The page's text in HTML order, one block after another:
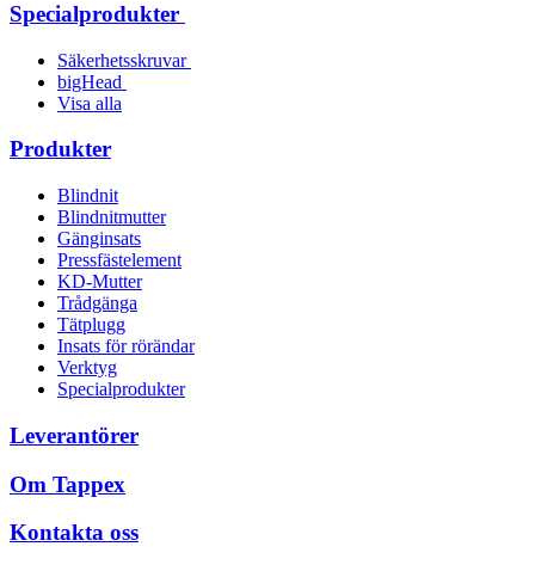
Specialprodukter
Säkerhetsskruvar
bigHead
Visa alla
Produkter
Blindnit
Blindnitmutter
Gänginsats
Pressfästelement
KD-Mutter
Trådgänga
Tätplugg
Insats för rörändar
Verktyg
Specialprodukter
Leverantörer
Om Tappex
Kontakta oss